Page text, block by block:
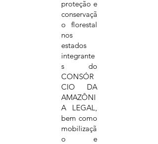
proteção e
conservaçã
o florestal
nos
estados
integrante
s do
CONSÓR
CIO DA
AMAZÔNI
A LEGAL,
bem como
mobilizaçã
o e